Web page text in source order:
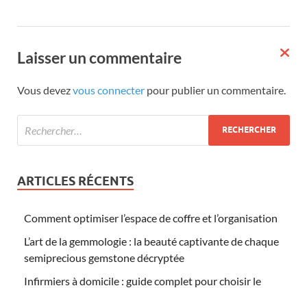
Laisser un commentaire
Vous devezvous connecter pour publier un commentaire.
ARTICLES RÉCENTS
Comment optimiser l’espace de coffre et l’organisation
L’art de la gemmologie : la beauté captivante de chaque
semiprecious gemstone décryptée
Infirmiers à domicile : guide complet pour choisir le